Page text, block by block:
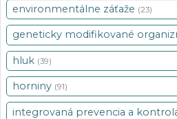
environmentálne záťaže (23)
geneticky modifikované
hluk (39)
horniny (91)
integrovaná prevencia a